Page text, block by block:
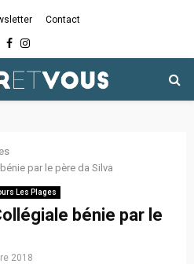
Contact
Facebook
Instagram
par le père da Silva
Les Plages
bénie par le
2018